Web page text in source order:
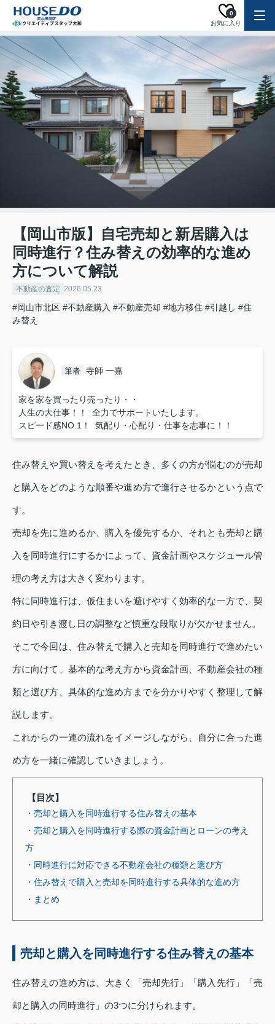
お気に入り
0
【岡山市版】自宅売却と新居購入は
同時進行？住み替えの効率的な進め
方について解説
不動産の査定 2026.05.23
#岡山市北区 #不動産購入 #不動産売却 #地方移住 #引越し #住
み替え
筆者 寺師 一嘉
家を家を買ったり売ったり・・
人生の大仕事！！ 全力でサポートいたします。
スピード感NO.1！ 気配り・心配り・仕事を志事に！！
住み替えや買い替えを考えたとき、多くの方が悩むのが売却
と購入をどのような順番や進め方で進行させるかという点で
す。
売却を先に進めるか、購入を優先するか、それとも売却と購
入を同時進行にするかによって、資金計画やスケジュール管
理の考え方は大きく変わります。
特に同時進行は、仮住まいを避けやすく効率的な一方で、契
約日や引き渡し日の調整など慎重な段取りが欠かせません。
そこで今回は、住み替えで購入と売却を同時進行で進めたい
方に向けて、基本的な考え方から資金計画、不動産会社の種
類と選び方、具体的な進め方までを分かりやすく整理して解
説します。
これからの一連の流れをイメージしながら、自分に合った進
め方を一緒に確認していきましょう。
【目次】
・売却と購入を同時進行する住み替えの基本
・売却と購入を同時進行する際の資金計画とローンの考え
方
・同時進行に対応できる不動産会社の種類と選び方
・住み替えで購入と売却を同時進行する具体的な進め方
・まとめ
売却と購入を同時進行する住み替えの基本
住み替えの進め方は、大きく「売却先行」「購入先行」「売
却と購入の同時進行」の3つに分けられます。